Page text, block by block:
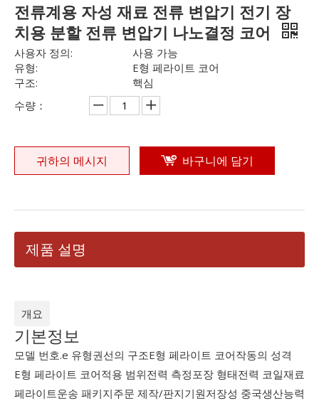
전류계용 자성 재료 전류 변압기 전기 장
치용 분할 전류 변압기 나노결정 코어
사용자 정의:
사용 가능
유형:
E형 페라이트 코어
구조:
핵심
수량：
귀하의 메시지 바구니에 담기
제품 설명
개요
기본정보
모델 번호.e 유형권선의 구조E형 페라이트 코어작동의 성격
E형 페라이트 코어적용 범위전력 측정포장 형태전력 코일재료
페라이트운송 패키지주문 제작/판지기원저장성 중국생산능력